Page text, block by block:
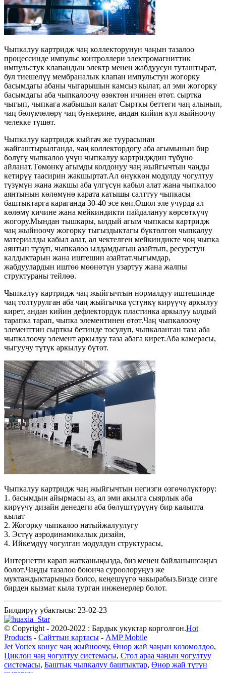
Чыпкалуу картридж чаң коллекторунун чаңын тазалоо
процессинде импульс контроллери электромагниттик
импульстук клапандын электр менен жабдуусун туташтырат,
бул тиешелүү мембраналык клапан импульстун жогорку
басымдагы абаны чыгарышын камсыз кылат, ал эми жогорку
басымдагы аба чыпкалоочу өзөктөн ичинен өтөт. сыртка
чыгып, чыпкага жабышып калат Сырткы беттеги чаң алынып,
чаң бөлүкчөлөрү чаң бункерине, андан кийин күл жыйноочу
челекке түшөт.
Чыпкалуу картридж кыйгач же туурасынан
жайгаштырылганда, чаң коллектордогу аба агымынын бир
бөлүгү чыпкалоо үчүн чыпкалуу картридждин түбүнө
айланат.Төмөнкү агымды колдонуу чаң жыйгычтын чаңды
кетирүү таасирин жакшыртат.Ал өнүккөн модулду чогултуу
түзүмүн жана жакшы аба үлгүсүн кабыл алат жана чыпкалоо
аянтынын көлөмүнө карата катышы салттуу чыпкасы
баштыктарга караганда 30-40 эсе көп.Ошол эле учурда ал
көлөмү кичине жана мейкиндикти пайдалануу көрсөткүчү
жогору.Мындан тышкары, ылдый агым чыпкасы картридж
чаң жыйноочу жогорку тыгыздыктагы бүктөлгөн чыпкалуу
материалды кабыл алат, ал чектелген мейкиндикте чоң чыпка
аянтын түзүп, чыпкалоо ылдамдыгын азайтып, ресурстун
калдыктарын жана иштешин азайтат.чыгымдар,
жабдуулардын иштөө мөөнөтүн узартуу жана жалпы
структураны тейлөө.
Чыпкалуу картридж чаң жыйгычтын нормалдуу иштешинде
чаң толтурулган аба чаң жыйгычка үстүнкү кирүүчү аркылуу
кирет, андан кийин дефлектордук пластинка аркылуу ылдый
тарапка тарап, чыпка элементинен өтөт.Чаң чыпкалоочу
элементтин сырткы бетинде тосулуп, чыпкаланган таза аба
чыпкалоочу элемент аркылуу таза абага кирет.Аба камерасы,
чыгуучу түтүк аркылуу бүтөт.
Чыпкалуу картридж чаң жыйгычтын негизги өзгөчөлүктөрү:
1. басымдын айырмасы аз, ал эми акылга сыярлык аба
кирүүчү дизайн денедеги аба бөлүштүрүүнү бир калыпта
кылат
2. Жогорку чыпкалоо натыйжалуулугу
3. Эстүү аэродинамикалык дизайн,
4. Ийкемдүү чогулган модулдун структурасы,
Интернетти карап жатканыңызда, биз менен байланышсаңыз
болот.Чаңды тазалоо боюнча суроолоруңуз же
муктаждыктарыңыз болсо, кеңешүүгө чакырабыз.Бизде сизге
бирден кызмат кыла турган инженерлер болот.
Билдирүү убактысы: 23-02-23
© Copyright - 2020-2022 : Бардык укуктар корголгон.Hot
Products - Сайттын картасы - AMP Mobile
Jet Vortex конус чаң жыйноочу, Өнөр жай чаңын көзөмөлдөө,
Циклон чаң чогултуу системасы, Стол араа чаңын чогултуу
системасы, Баштык чыпкалуу баштыктар, Өнөр жай түтүн